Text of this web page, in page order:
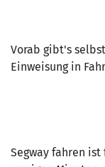
Vorab gibt's
Einweisung in
Segway fahren ist